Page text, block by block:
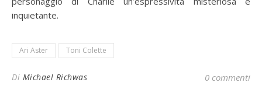
inquietante.
Ari Aster Toni Colette
Di Michael Richwas 0 commenti